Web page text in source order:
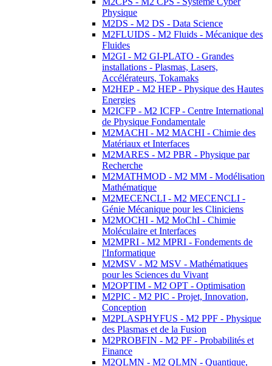
Physique
M2DS - M2 DS - Data Science
M2FLUIDS - M2 Fluids - Mécanique des
Fluides
M2GI - M2 GI-PLATO - Grandes
installations - Plasmas, Lasers,
Accélérateurs, Tokamaks
M2HEP - M2 HEP - Physique des Hautes
Energies
M2ICFP - M2 ICFP - Centre International
de Physique Fondamentale
M2MACHI - M2 MACHI - Chimie des
Matériaux et Interfaces
M2MARES - M2 PBR - Physique par
Recherche
M2MATHMOD - M2 MM - Modélisation
Mathématique
M2MECENCLI - M2 MECENCLI -
Génie Mécanique pour les Cliniciens
M2MOCHI - M2 MoChI - Chimie
Moléculaire et Interfaces
M2MPRI - M2 MPRI - Fondements de
l'Informatique
M2MSV - M2 MSV - Mathématiques
pour les Sciences du Vivant
M2OPTIM - M2 OPT - Optimisation
M2PIC - M2 PIC - Projet, Innovation,
Conception
M2PLASPHYFUS - M2 PPF - Physique
des Plasmas et de la Fusion
M2PROBFIN - M2 PF - Probabilités et
Finance
M2QLMN - M2 QLMN - Quantique,